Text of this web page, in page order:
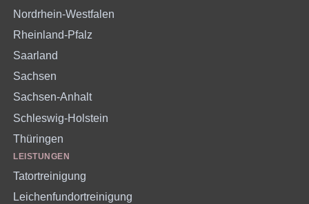
Nordrhein-Westfalen
Rheinland-Pfalz
Saarland
Sachsen
Sachsen-Anhalt
Schleswig-Holstein
Thüringen
LEISTUNGEN
Tatortreinigung
Leichenfundortreinigung